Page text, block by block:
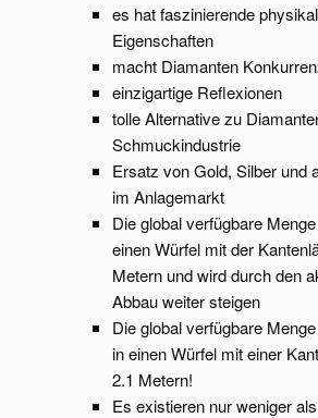
es hat faszinierende
Eigenschaften
macht Diamanten
einzigartige Reflexionen
tolle Alternative zu
Schmuckindustrie
Ersatz von Gold, Silber und
im Anlagemarkt
Die global verfügbare
einen Würfel mit der
Metern und wird durch den
Abbau weiter steigen
Die global verfügbare
in einen Würfel mit einer
2.1 Metern!
Es existieren nur weniger